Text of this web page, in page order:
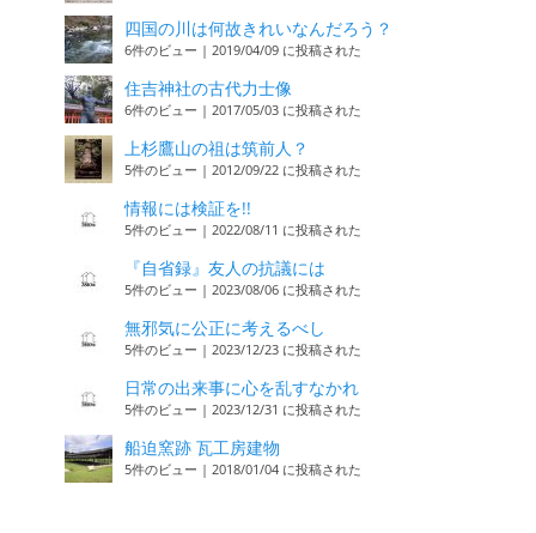
四国の川は何故きれいなんだろう？
6件のビュー | 2019/04/09 に投稿された
住吉神社の古代力士像
6件のビュー | 2017/05/03 に投稿された
上杉鷹山の祖は筑前人？
5件のビュー | 2012/09/22 に投稿された
情報には検証を!!
5件のビュー | 2022/08/11 に投稿された
『自省録』友人の抗議には
5件のビュー | 2023/08/06 に投稿された
無邪気に公正に考えるべし
5件のビュー | 2023/12/23 に投稿された
日常の出来事に心を乱すなかれ
5件のビュー | 2023/12/31 に投稿された
船迫窯跡 瓦工房建物
5件のビュー | 2018/01/04 に投稿された